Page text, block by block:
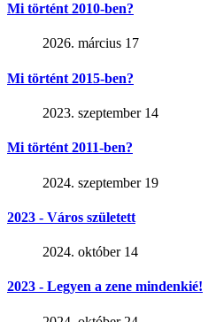
Mi történt 2010-ben?
2026. március 17
Mi történt 2015-ben?
2023. szeptember 14
Mi történt 2011-ben?
2024. szeptember 19
2023 - Város született
2024. október 14
2023 - Legyen a zene mindenkié!